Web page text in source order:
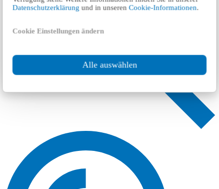
Datenschutzerklärung und in unserenCookie-Informationen.
Cookie Einstellungen ändern
Alle auswählen